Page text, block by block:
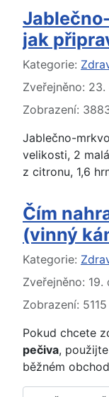
jak
Základní údaje
Kategorie:
Zveřejněno:
Zobrazení:
Jablečno-
velikosti, 2
z citronu, 1,6
Čím
(vinný
Základní údaje
Kategorie:
Zveřejněno: 19.
Zobrazení: 5115
Pokud chcete
pečiva, použijte
běžném